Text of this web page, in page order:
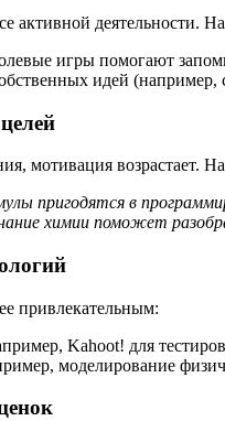
активной деятельности.
игры помогают
идей (например,
мотивация возрастает.
пригодятся в
химии поможет
привлекательным:
Kahoot! для
моделирование